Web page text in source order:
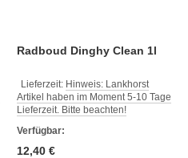
Radboud Dinghy Clean 1l
Lieferzeit: Hinweis: Lankhorst
Artikel haben im Moment 5-10 Tage
Lieferzeit. Bitte beachten!
Verfügbar:
12,40 €